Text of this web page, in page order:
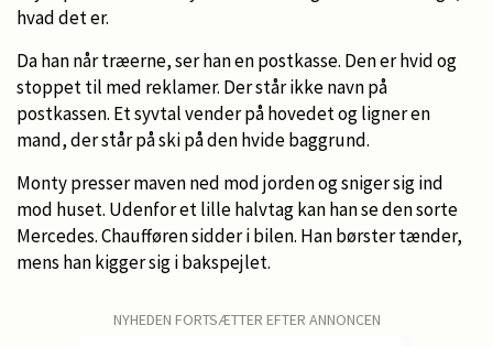
hvad det er.
Da han når træerne, ser han en postkasse. Den er hvid og
stoppet til med reklamer. Der står ikke navn på
postkassen. Et syvtal vender på hovedet og ligner en
mand, der står på ski på den hvide baggrund.
Monty presser maven ned mod jorden og sniger sig ind
mod huset. Udenfor et lille halvtag kan han se den sorte
Mercedes. Chaufføren sidder i bilen. Han børster tænder,
mens han kigger sig i bakspejlet.
NYHEDEN FORTSÆTTER EFTER ANNONCEN